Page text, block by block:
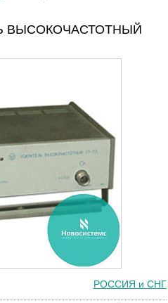
ВЫСОКОЧАСТОТНЫЙ
РОССИЯ и СНГ